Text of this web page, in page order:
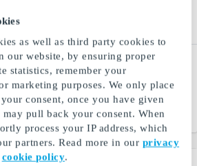
as well as third party cookies to
our website, by ensuring proper
statistics, remember your
marketing purposes. We only place
consent, once you have given
may pull back your consent. When
process your IP address, which
partners. Read more in our privacy
cookie policy.
VILA FI Gift Card
Feminine – Sensual –
Simple
From €10